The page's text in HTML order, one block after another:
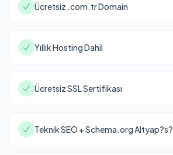
Ücretsiz .com.tr Domain
Yıllık Hosting Dahil
Ücretsiz SSL Sertifikası
Teknik SEO + Schema.org Altyap?s?